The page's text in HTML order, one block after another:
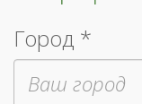
Город *